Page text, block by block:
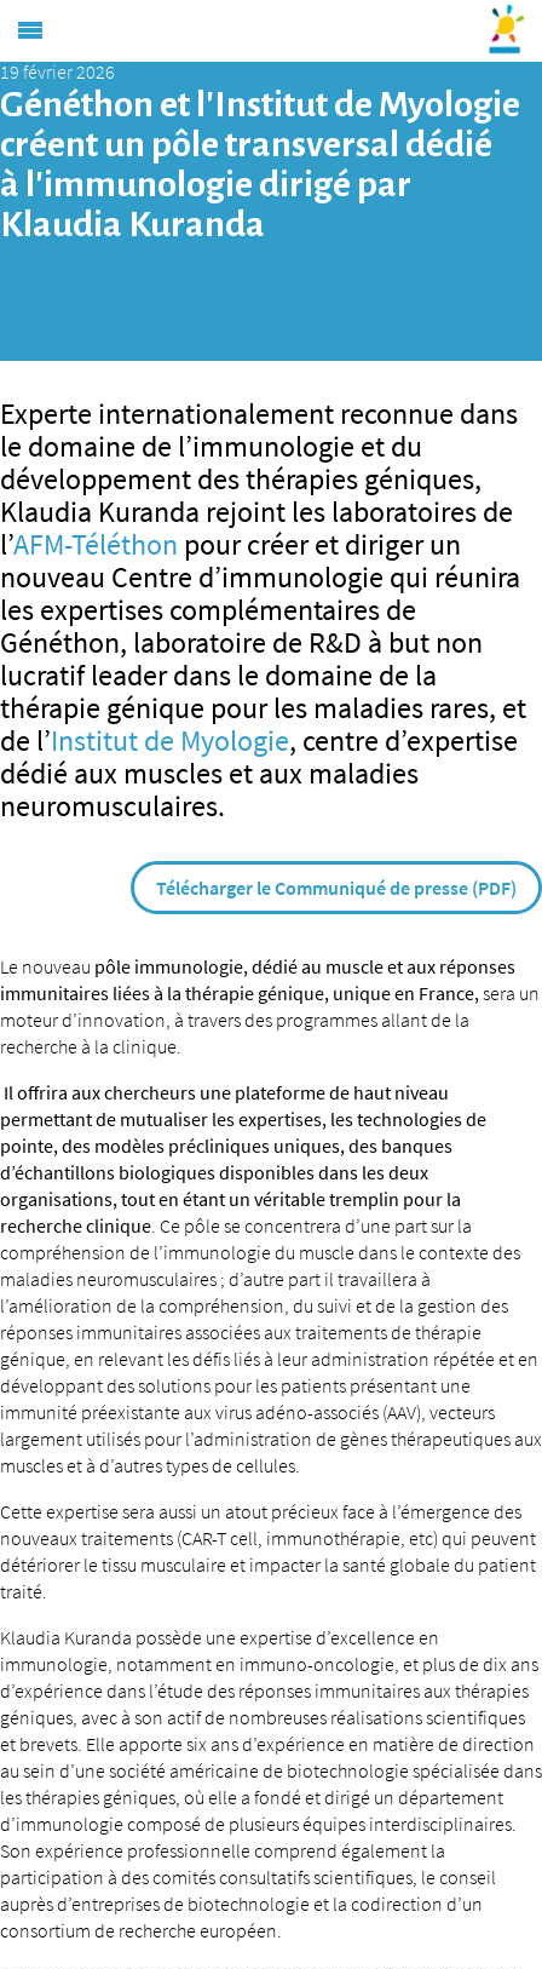
19 février 2026
Généthon et l’Institut de Myologie
créent un pôle transversal dédié
à l’immunologie dirigé par
Klaudia Kuranda
Experte internationalement reconnue dans
le domaine de l’immunologie et du
développement des thérapies géniques,
Klaudia Kuranda rejoint les laboratoires de
l’AFM-Téléthon pour créer et diriger un
nouveau Centre d’immunologie qui réunira
les expertises complémentaires de
Généthon, laboratoire de R&D à but non
lucratif leader dans le domaine de la
thérapie génique pour les maladies rares, et
de l’Institut de Myologie, centre d’expertise
dédié aux muscles et aux maladies
neuromusculaires.
Télécharger le Communiqué de presse (PDF)
Le nouveau pôle immunologie, dédié au muscle et aux réponses
immunitaires liées à la thérapie génique, unique en France,sera un
moteur d’innovation, à travers des programmes allant de la
recherche à la clinique.
Il offrira aux chercheurs une plateforme de haut niveau
permettant de mutualiser les expertises, les technologies de
pointe, des modèles précliniques uniques, des banques
d’échantillons biologiques disponibles dans les deux
organisations, tout en étant un véritable tremplin pour la
recherche clinique. Ce pôle se concentrera d’une part sur la
compréhension de l’immunologie du muscle dans le contexte des
maladies neuromusculaires ; d’autre part il travaillera à
l’amélioration de la compréhension, du suivi et de la gestion des
réponses immunitaires associées aux traitements de thérapie
génique, en relevant les défis liés à leur administration répétée et en
développant des solutions pour les patients présentant une
immunité préexistante aux virus adéno-associés (AAV), vecteurs
largement utilisés pour l’administration de gènes thérapeutiques aux
muscles et à d’autres types de cellules.
Cette expertise sera aussi un atout précieux face à l’émergence des
nouveaux traitements (CAR-T cell, immunothérapie, etc) qui peuvent
détériorer le tissu musculaire et impacter la santé globale du patient
traité.
Klaudia Kuranda possède une expertise d’excellence en
immunologie, notamment en immuno-oncologie, et plus de dix ans
d’expérience dans l’étude des réponses immunitaires aux thérapies
géniques, avec à son actif de nombreuses réalisations scientifiques
et brevets. Elle apporte six ans d’expérience en matière de direction
au sein d’une société américaine de biotechnologie spécialisée dans
les thérapies géniques, où elle a fondé et dirigé un département
d’immunologie composé de plusieurs équipes interdisciplinaires.
Son expérience professionnelle comprend également la
participation à des comités consultatifs scientifiques, le conseil
auprès d’entreprises de biotechnologie et la codirection d’un
consortium de recherche européen.